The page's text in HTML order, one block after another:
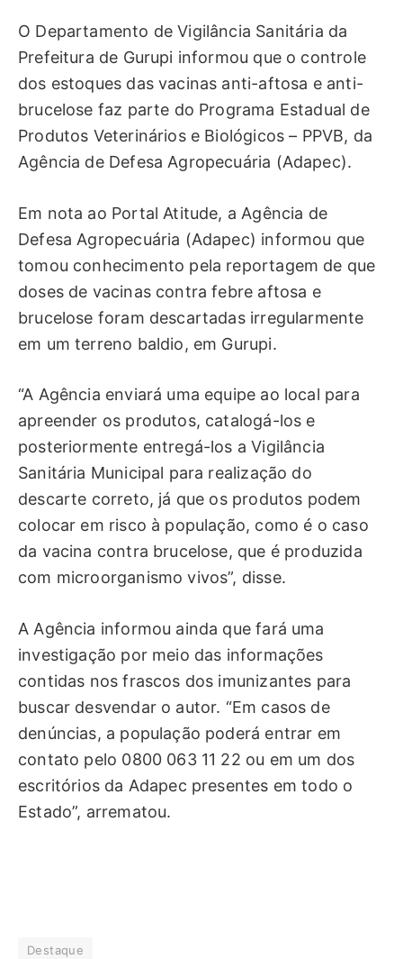
O Departamento de Vigilância Sanitária da
Prefeitura de Gurupi informou que o controle
dos estoques das vacinas anti-aftosa e anti-
brucelose faz parte do Programa Estadual de
Produtos Veterinários e Biológicos – PPVB, da
Agência de Defesa Agropecuária (Adapec).
Em nota ao Portal Atitude, a Agência de
Defesa Agropecuária (Adapec) informou que
tomou conhecimento pela reportagem de que
doses de vacinas contra febre aftosa e
brucelose foram descartadas irregularmente
em um terreno baldio, em Gurupi.
“A Agência enviará uma equipe ao local para
apreender os produtos, catalogá-los e
posteriormente entregá-los a Vigilância
Sanitária Municipal para realização do
descarte correto, já que os produtos podem
colocar em risco à população, como é o caso
da vacina contra brucelose, que é produzida
com microorganismo vivos”, disse.
A Agência informou ainda que fará uma
investigação por meio das informações
contidas nos frascos dos imunizantes para
buscar desvendar o autor. “Em casos de
denúncias, a população poderá entrar em
contato pelo 0800 063 11 22 ou em um dos
escritórios da Adapec presentes em todo o
Estado”, arrematou.
Destaque